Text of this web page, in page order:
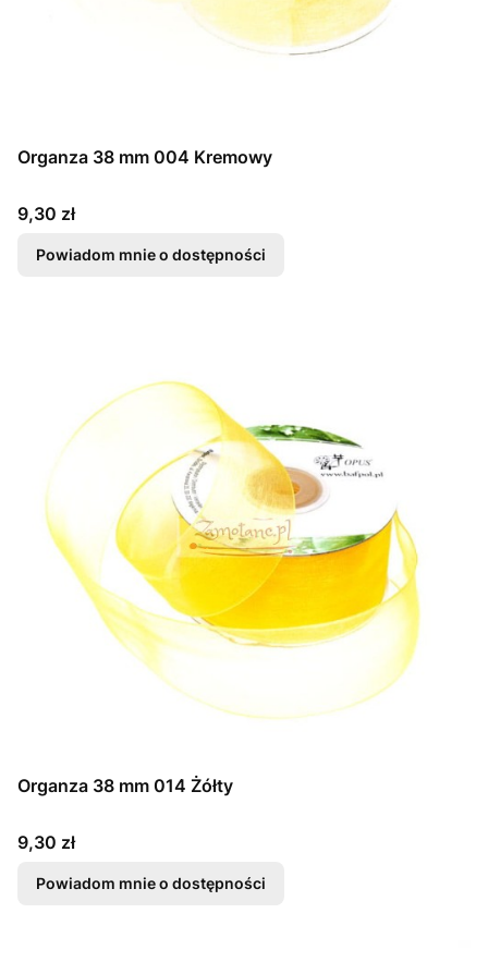
Organza 38 mm 004 Kremowy
Cena
9,30 zł
Powiadom mnie o dostępności
Organza 38 mm 014 Żółty
Cena
9,30 zł
Powiadom mnie o dostępności